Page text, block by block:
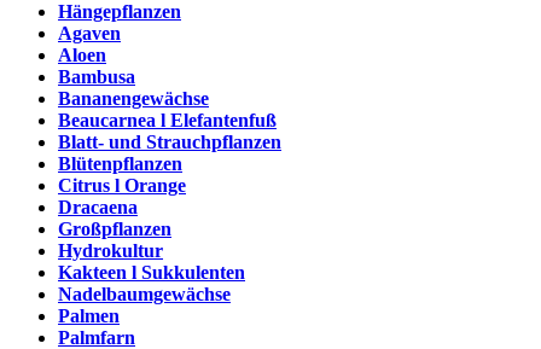
Hängepflanzen
Agaven
Aloen
Bambusa
Bananengewächse
Beaucarnea l Elefantenfuß
Blatt- und Strauchpflanzen
Blütenpflanzen
Citrus l Orange
Dracaena
Großpflanzen
Hydrokultur
Kakteen l Sukkulenten
Nadelbaumgewächse
Palmen
Palmfarn